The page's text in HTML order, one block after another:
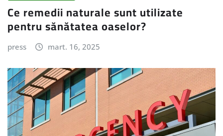
Ce remedii naturale sunt utilizate
pentru sănătatea oaselor?
press mart. 16, 2025